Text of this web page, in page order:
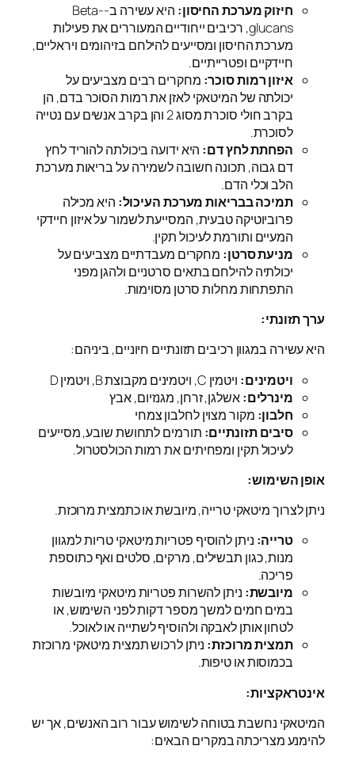
חיזוק מערכת החיסון:
היא עשירה ב-Beta-
glucans, רכיבים ייחודיים המעוררים את פעילות
מערכת החיסון ומסייעים להילחם בזיהומים ויראליים,
חיידקיים ופטרייתיים.
איזון רמות סוכר: מחקרים רבים מצביעים על
יכולתה של המיטאקי לאזן את רמות הסוכר בדם, הן
בקרב חולי סוכרת מסוג 2 והן בקרב אנשים עם נטייה
לסוכרת.
הפחתת לחץ דם: היא ידועה ביכולתה להוריד לחץ
דם גבוה, תכונה חשובה לשמירה על בריאות מערכת
הלב וכלי הדם.
תמיכה בבריאות מערכת העיכול: היא מכילה
פרוביוטיקה טבעית, המסייעת לשמור על איזון חיידקי
המעיים ותורמת לעיכול תקין.
מניעת סרטן: מחקרים מעבדתיים מצביעים על
יכולתיה להילחם בתאים סרטניים ולהגן מפני
התפתחות מחלות סרטן מסוימות.
ערך תזונתי:
היא עשירה במגוון רכיבים תזונתיים חיוניים, ביניהם:
ויטמינים: ויטמין C, ויטמינים מקבוצת B, ויטמין D
מינרלים:אשלגן, זרחן, מגנזיום, אבץ
חלבון: מקור מצוין לחלבון צמחי
סיבים תזונתיים: תורמים לתחושת שובע, מסייעים
לעיכול תקין ומפחיתים את רמות הכולסטרול.
אופן השימוש:
ניתן לצרוך מיטאקי טרייה, מיובשת או כתמצית מרוכזת.
טרייה: ניתן להוסיף פטריות מיטאקי טריות למגוון
מנות, כגון תבשילים, מרקים, סלטים ואף כתוספת
פריכה.
מיובשת: ניתן להשרות פטריות מיטאקי מיובשות
במים חמים למשך מספר דקות לפני השימוש, או
לטחון אותן לאבקה ולהוסיף לשתייה או לאוכל.
תמצית מרוכזת: ניתן לרכוש תמצית מיטאקי מרוכזת
בכמוסות או טיפות.
אינטראקציות:
המיטאקי נחשבת בטוחה לשימוש עבור רוב האנשים, אך יש
להימנע מצריכתה במקרים הבאים: